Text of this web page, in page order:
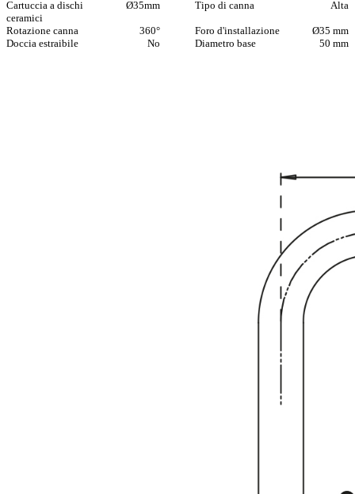
Cartuccia a dischi
ceramici
Ø35mm Tipo di canna Alta
Rotazione canna 360° Foro d'installazione
Ø35 mm
Doccia estraibile
No Diametro base 50 mm